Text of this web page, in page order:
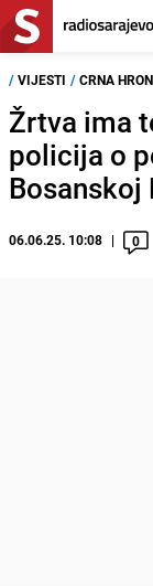
/ VIJESTI / CRNA
Žrtva ima
policija o
Bosanskoj
06.06.25. 10:08 0